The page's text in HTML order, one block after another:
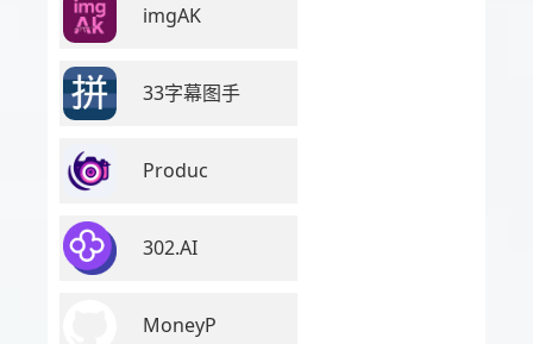
imgAK
33字幕图手
Produc
302.AI
MoneyP